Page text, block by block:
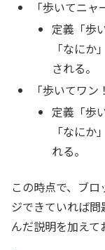
「歩いてニ
定義「歩
「なに
される。
「歩いてワ
定義「歩
「なに
れる。
この時点で、ブ
ジできていれば
んだ説明を加えて